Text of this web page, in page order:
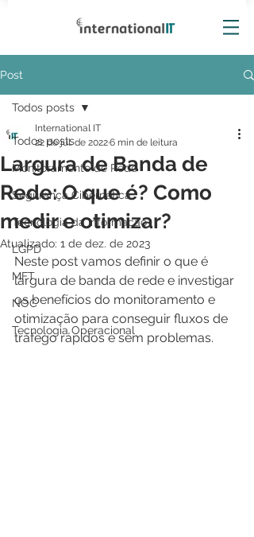
Post
Todos posts
Monitoramento de Rede
Segurança Cibernética
Tecnologia da Informação
LGPD
MFT
NOC
Tecnologia Operacional
Todos posts
Largura de Banda de
Rede: O que é? Como
medir e otimizar?
International IT
22 de jul. de 20226 min de leitura
Atualizado: 1 de dez. de 2023
Neste post vamos definir o que é
largura de banda de rede e investigar
os benefícios do monitoramento e
otimização para conseguir fluxos de
tráfego rápidos e sem problemas.